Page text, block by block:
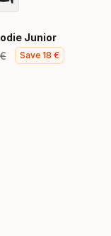
Junior
€
Preis
Save18 €